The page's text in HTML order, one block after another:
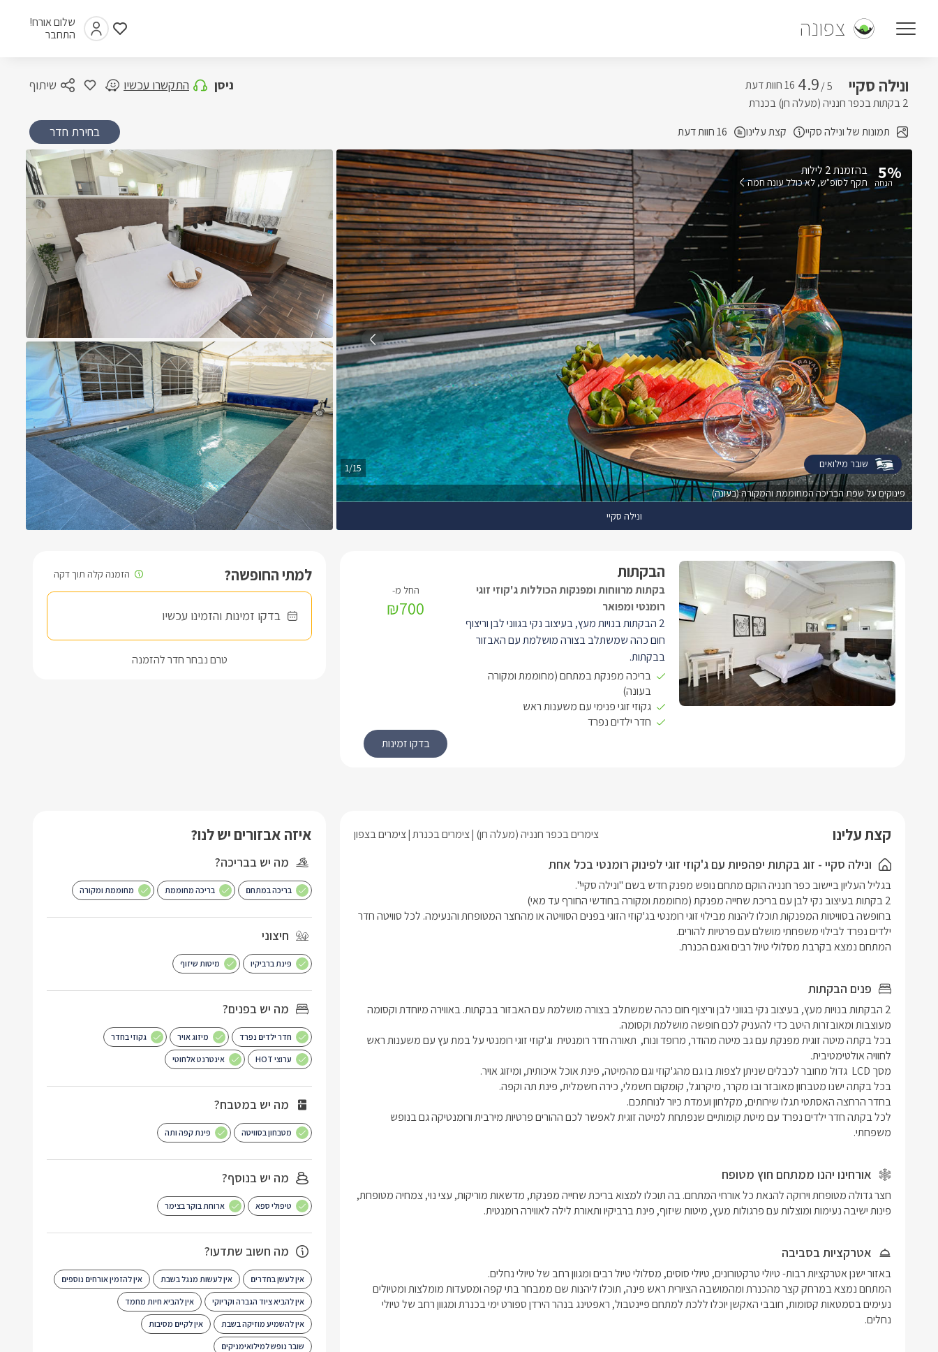
צפונה
שלום אורח!
התחבר
ונילה סקיי 5 /
4.9
2 בקתות בכפר חנניה (מעלה חן) בכנרת
תמונות של ונילה סקיי
קצת עלינו 16 חוות דעת
שיתוף ניסן התקשרו עכשיו
בחירת חדר
פינוקים על שפת הבריכה המחוממת והמקורה (בעונה)
1/15
ונילה סקיי
5% בהזמנת 2 לילות
תקף לסופ"ש לא כולל עונה חמה
שובר מילואים
למתי החופשה?
בדקו זמינות והזמינו עכשיו
טרם נבחר חדר להזמנה
הבקתות
בקתות מרווחות ומפנקות הכוללות ג'קוזי זוגי
רומנטי ומפואר
2 הבקתות בנויות מעץ, בעיצוב נקי בגווני לבן וריצוף
חום כהה שמשתלב בצורה מושלמת עם האבזור
בבקתות.
באווירה מיוחדת וקסומה מעוצבות ומאובזרות היטב
כדי להעניק לכם חופשה מושלמת וקסומה.
בכל בקתה מיטה זוגית מפנקת עם גב מיטה מהודר,
מרופד ונוח, תאורה חדר רומנטית וג'קוזי זוגי רומנטי
וקפה, כלי הגשה, סכו"ם.
בחדר הרחצה האסתטי תגלו שירותים, מקלחון
ועמדת כיור לנוחתכם.
לכל בקתה חדר ילדים נפרד עם מיטת קומותיים
שנפתחת למיטה זוגית לאפשר לכם ההורים פרטיות
מירבית ורומנטיקה גם בנופש משפחתי.
בריכה מפנקת במתחם (מחוממת ומקורה
בעונה)
גקוזי זוגי פנימי עם משענות ראש
חדר ילדים נפרד
₪700
קצת עלינו צימרים בכפר חנניה (מעלה חן) צימרים בכנרת צימרים בצפון
ונילה סקיי - זוג בקתות יפהפיות עם ג'קוזי זוגי לפינוק רומנטי בכל אחת
המתחם נמצא בקרבת מסלולי טיול רבים ואגם הכנרת.
פנים הבקתות
משפחתי.
אורחינו יהנו ממתחם חוץ מטופח
פינות ישיבה נעימות ומוצלות עם פרגולות מעץ, מיטות שיזוף, פינת ברביקיו ותאורת לילה לאווירה רומנטית.
אטרקציות בסביבה
נחלים.
איזה אבזורים יש לנו?
מה יש בבריכה?
בריכה במתחם בריכה מחוממת מחוממת ומקורה
חיצוני
פינת ברביקיו מיטות שיזוף
מה יש בפנים?
חדר ילדים נפרד מיזוג אויר גקוזי בחדר
ערוצי HOT אינטרנט אלחוטי
מה יש במטבח?
מטבחון בסוויטה פינת קפה ותה
מה יש בנוסף?
טיפולי ספא ארוחת בוקר בצימר
מה חשוב שתדעו?
אין לעשן בחדרים אין לעשות מנגל בשבת אין להזמין אורחים נוספים
אין להביא ציוד הגברה וקריוקי אין להביא חיות מחמד
אין להשמיע מוזיקה בשבת אין לקיים מסיבות
שובר נופש למילואימניקים